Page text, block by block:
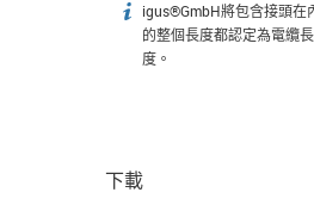
igus-icon-info
igus®GmbH將包含接頭在
的整個長度都認定為電纜長
度。
下載